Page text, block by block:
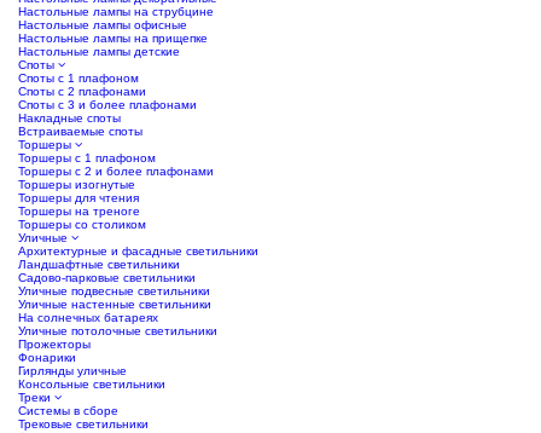
Настольные лампы на струбцине
Настольные лампы офисные
Настольные лампы на прищепке
Настольные лампы детские
Споты
Споты с 1 плафоном
Споты с 2 плафонами
Споты с 3 и более плафонами
Накладные споты
Встраиваемые споты
Торшеры
Торшеры с 1 плафоном
Торшеры с 2 и более плафонами
Торшеры изогнутые
Торшеры для чтения
Торшеры на треноге
Торшеры со столиком
Уличные
Архитектурные и фасадные светильники
Ландшафтные светильники
Садово-парковые светильники
Уличные подвесные светильники
Уличные настенные светильники
На солнечных батареях
Уличные потолочные светильники
Прожекторы
Фонарики
Гирлянды уличные
Консольные светильники
Треки
Системы в сборе
Трековые светильники